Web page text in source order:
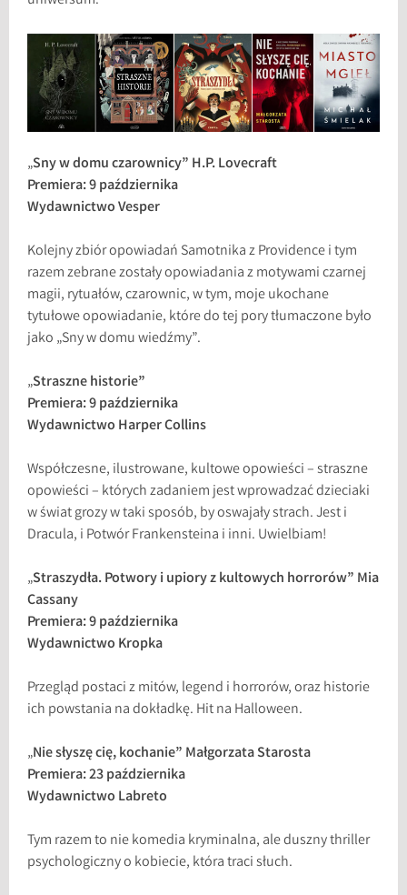
„Sny w domu czarownicy” H.P. Lovecraft
Premiera: 9 października
Wydawnictwo Vesper
Kolejny zbiór opowiadań Samotnika z Providence i tym
razem zebrane zostały opowiadania z motywami czarnej
magii, rytuałów, czarownic, w tym, moje ukochane
tytułowe opowiadanie, które do tej pory tłumaczone było
jako „Sny w domu wiedźmy”.
„Straszne historie”
Premiera: 9 października
Wydawnictwo Harper Collins
Współczesne, ilustrowane, kultowe opowieści – straszne
opowieści – których zadaniem jest wprowadzać dzieciaki
w świat grozy w taki sposób, by oswajały strach. Jest i
Dracula, i Potwór Frankensteina i inni. Uwielbiam!
„Straszydła. Potwory i upiory z kultowych horrorów” Mia
Cassany
Premiera: 9 października
Wydawnictwo Kropka
Przegląd postaci z mitów, legend i horrorów, oraz historie
ich powstania na dokładkę. Hit na Halloween.
„Nie słyszę cię, kochanie” Małgorzata Starosta
Premiera: 23 października
Wydawnictwo Labreto
Tym razem to nie komedia kryminalna, ale duszny thriller
psychologiczny o kobiecie, która traci słuch.